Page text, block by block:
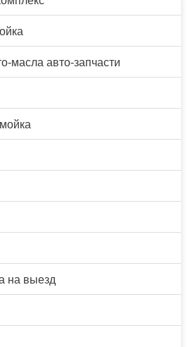
масла авто-запчасти
на выезд